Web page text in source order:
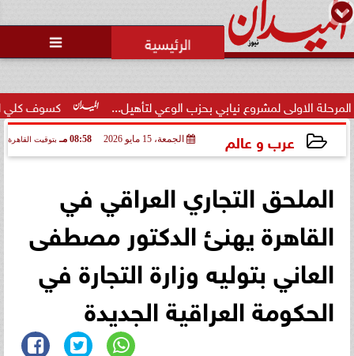

كسوف كلي للشمس لمشروع نيابي بحزب الوعي لتأهيل...
عرب و عالم الجمعة، 15 مايو 2026 08:58 مـ بتوقيت القاهرة
الملحق التجاري العراقي في
القاهرة يهنئ الدكتور مصطفى
العاني بتوليه وزارة التجارة في
الحكومة العراقية الجديدة